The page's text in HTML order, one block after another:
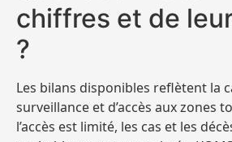
chiffres et de
?
Les bilans disponibles reflètent la
surveillance et d’accès aux zones
l’accès est limité, les cas et les